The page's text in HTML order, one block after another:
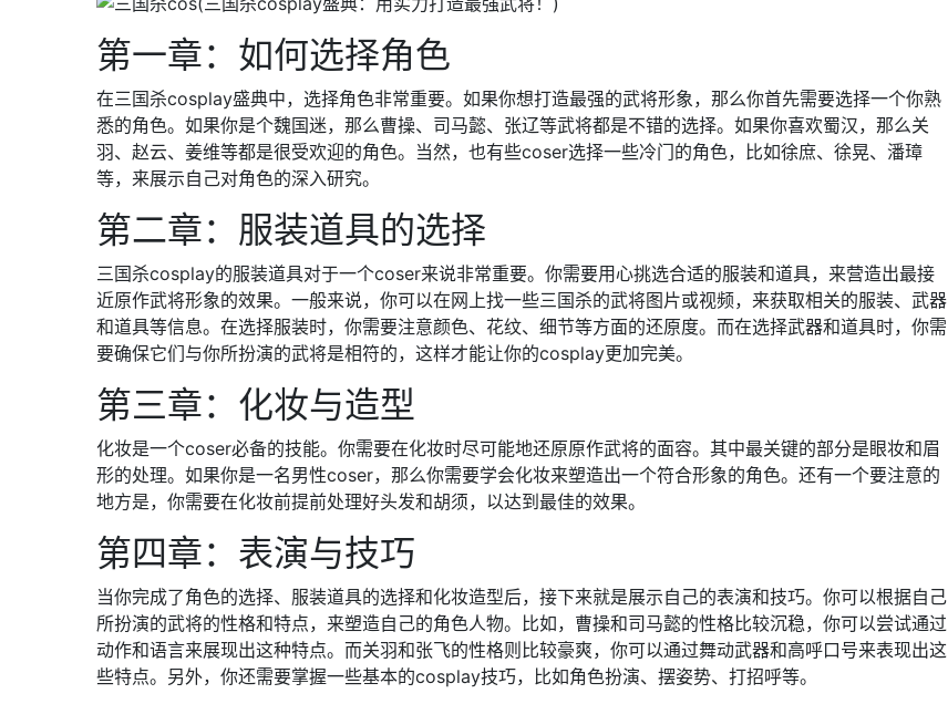
第一章：如何选择角色
在三国杀cosplay盛典中，选择角色非常重要。如果你想打造最强的武将形象，那么你首先需要选择一个你熟
悉的角色。如果你是个魏国迷，那么曹操、司马懿、张辽等武将都是不错的选择。如果你喜欢蜀汉，那么关
羽、赵云、姜维等都是很受欢迎的角色。当然，也有些coser选择一些冷门的角色，比如徐庶、徐晃、潘璋
等，来展示自己对角色的深入研究。
第二章：服装道具的选择
三国杀cosplay的服装道具对于一个coser来说非常重要。你需要用心挑选合适的服装和道具，来营造出最接
近原作武将形象的效果。一般来说，你可以在网上找一些三国杀的武将图片或视频，来获取相关的服装、武器
和道具等信息。在选择服装时，你需要注意颜色、花纹、细节等方面的还原度。而在选择武器和道具时，你需
要确保它们与你所扮演的武将是相符的，这样才能让你的cosplay更加完美。
第三章：化妆与造型
化妆是一个coser必备的技能。你需要在化妆时尽可能地还原原作武将的面容。其中最关键的部分是眼妆和眉
形的处理。如果你是一名男性coser，那么你需要学会化妆来塑造出一个符合形象的角色。还有一个要注意的
地方是，你需要在化妆前提前处理好头发和胡须，以达到最佳的效果。
第四章：表演与技巧
当你完成了角色的选择、服装道具的选择和化妆造型后，接下来就是展示自己的表演和技巧。你可以根据自己
所扮演的武将的性格和特点，来塑造自己的角色人物。比如，曹操和司马懿的性格比较沉稳，你可以尝试通过
动作和语言来展现出这种特点。而关羽和张飞的性格则比较豪爽，你可以通过舞动武器和高呼口号来表现出这
些特点。另外，你还需要掌握一些基本的cosplay技巧，比如角色扮演、摆姿势、打招呼等。